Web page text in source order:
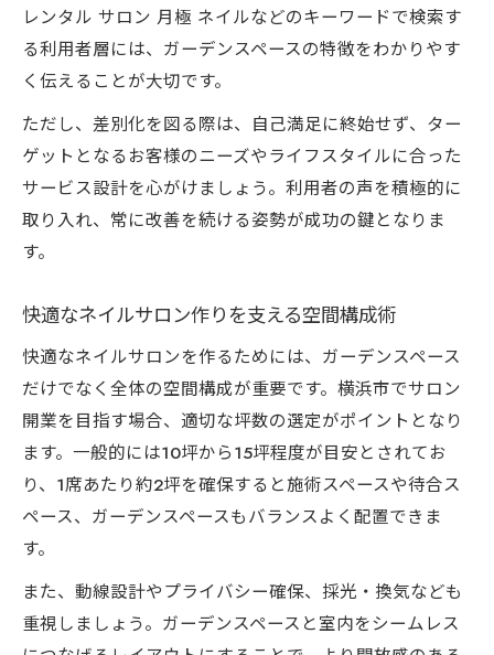
レンタル サロン 月極 ネイルなどのキーワードで検索す
る利用者層には、ガーデンスペースの特徴をわかりやす
く伝えることが大切です。
ただし、差別化を図る際は、自己満足に終始せず、ター
ゲットとなるお客様のニーズやライフスタイルに合った
サービス設計を心がけましょう。利用者の声を積極的に
取り入れ、常に改善を続ける姿勢が成功の鍵となりま
す。
快適なネイルサロン作りを支える空間構成術
快適なネイルサロンを作るためには、ガーデンスペース
だけでなく全体の空間構成が重要です。横浜市でサロン
開業を目指す場合、適切な坪数の選定がポイントとなり
ます。一般的には10坪から15坪程度が目安とされてお
り、1席あたり約2坪を確保すると施術スペースや待合ス
ペース、ガーデンスペースもバランスよく配置できま
す。
また、動線設計やプライバシー確保、採光・換気なども
重視しましょう。ガーデンスペースと室内をシームレス